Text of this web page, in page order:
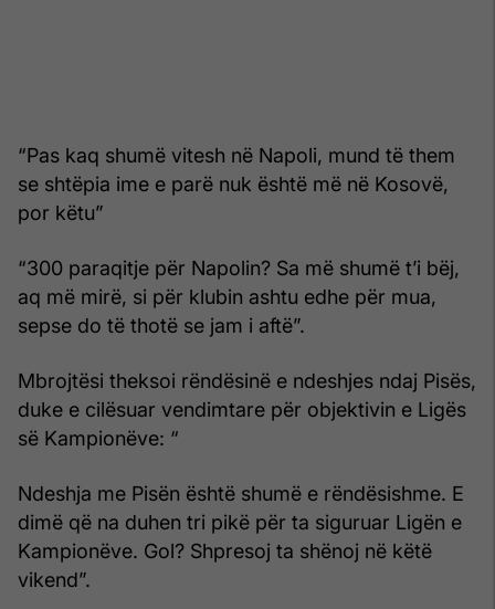
“Pas kaq shumë vitesh në Napoli, mund të them
se shtëpia ime e parë nuk është më në Kosovë,
por këtu”
“300 paraqitje për Napolin? Sa më shumë t’i bëj,
aq më mirë, si për klubin ashtu edhe për mua,
sepse do të thotë se jam i aftë”.
Mbrojtësi theksoi rëndësinë e ndeshjes ndaj Pisës,
duke e cilësuar vendimtare për objektivin e Ligës
së Kampionëve: “
Ndeshja me Pisën është shumë e rëndësishme. E
dimë që na duhen tri pikë për ta siguruar Ligën e
Kampionëve. Gol? Shpresoj ta shënoj në këtë
vikend”.